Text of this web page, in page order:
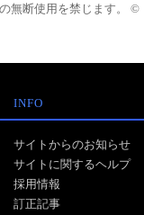
無断使用を禁じます。 ©
INFO
サイトからのお知らせ
サイトに関するヘルプ
採用情報
訂正記事